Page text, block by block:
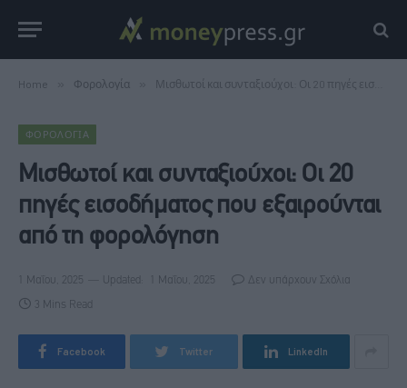
Home Φορολογία Μισθωτοί και συνταξιούχοι: Οι 20 πηγές εισοδήματος που εξαιρούνται από τη φορολόγηση
ΦΟΡΟΛΟΓΊΑ
Μισθωτοί και συνταξιούχοι: Οι 20
πηγές εισοδήματος που εξαιρούνται
από τη φορολόγηση
1 Μαΐου, 2025 Updated: 1 Μαΐου, 2025 Δεν υπάρχουν Σχόλια
3 Mins Read
Facebook Twitter LinkedIn